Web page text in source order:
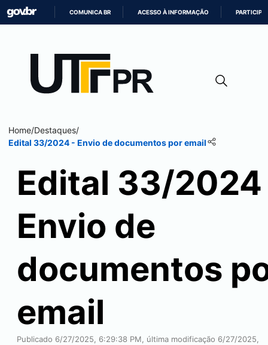
CONTEÚDO
COMUNICA BR ACESSO À INFORMAÇÃO PARTICIPE
Home/Destaques/
Edital 33/2024 - Envio de documentos por email
Edital 33/
Envio de
documentos
email
Publicado 6/27/2025, 6:29:38 PM, última modificação 6/27/2025,